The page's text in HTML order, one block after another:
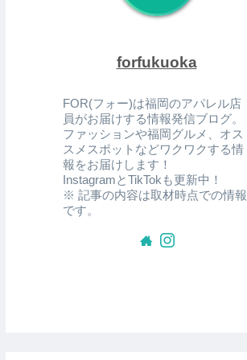
forfukuoka
FOR(フォー)は福岡のアパレル店
員がお届けする情報発信ブログ。
ファッションや福岡グルメ、オス
スメスポットなどワクワクする情
報をお届けします！
InstagramとTikTokも更新中！
※ 記事の内容は取材時点での情報
です。